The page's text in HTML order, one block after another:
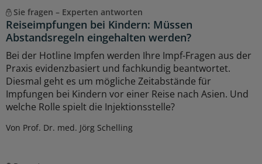
Sie fragen – Experten antworten
Reiseimpfungen bei Kindern: Müssen
Abstandsregeln eingehalten werden?
Bei der Hotline Impfen werden Ihre Impf-Fragen aus der
Praxis evidenzbasiert und fachkundig beantwortet.
Diesmal geht es um mögliche Zeitabstände für
Impfungen bei Kindern vor einer Reise nach Asien. Und
welche Rolle spielt die Injektionsstelle?
Von Prof. Dr. med. Jörg Schelling